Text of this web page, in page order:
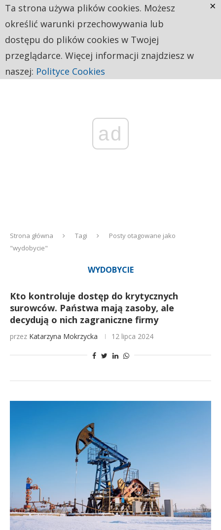
ad
Strona główna Tagi
Posty otagowane jako
"wydobycie"
WYDOBYCIE
Kto kontroluje dostęp do krytycznych
surowców. Państwa mają zasoby, ale
decydują o nich zagraniczne firmy
przez Katarzyna Mokrzycka 12 lipca 2024
Ta strona używa plików cookies. Możesz
określić warunki przechowywania lub
dostępu do plików cookies w Twojej
przeglądarce. Więcej informacji znajdziesz w
naszej: Polityce Cookies
×